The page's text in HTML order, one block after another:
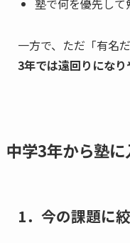
塾で何を優先して
一方で、ただ「有名
3年では遠回りになり
中学3年から塾
1．今の課題に